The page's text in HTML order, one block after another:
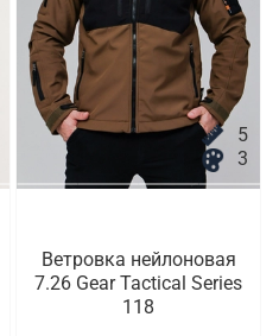
5
3
Ветровка нейлоновая
7.26 Gear Tactical Series
118